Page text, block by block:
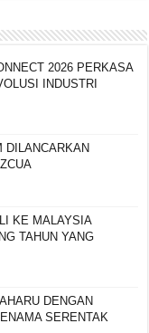
2026 PERKASA
INDUSTRI
DILANCARKAN
KE MALAYSIA
TAHUN YANG
DENGAN
SERENTAK